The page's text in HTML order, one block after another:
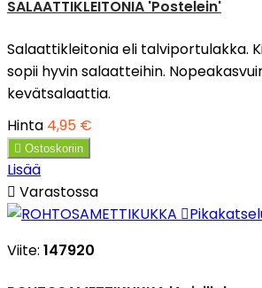
SALAATTIKLEITONIA 'Postelein'
Salaattikleitonia eli talviportulakka.
sopii hyvin salaatteihin.
kevätsalaattia.
Hinta 4,95 €
 Ostoskoriin
Lisää
 Varastossa

Viite: 147920